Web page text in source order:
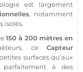
est largement
, notamment
isolés.
150 à 200 mètres en
ce Capteur
surfaces qu’aux
parfaitement à des